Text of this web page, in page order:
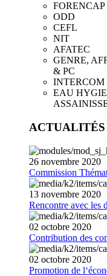
FORENCAP
ODD
CEFL
NIT
AFATEC
GENRE,
& PC
INTERCOM
EAU
ACTUALITÉS
26 novembre 2020
Commission
13 novembre 2020
Rencontre avec les
02 octobre 2020
Contribution des
02 octobre 2020
Promotion de